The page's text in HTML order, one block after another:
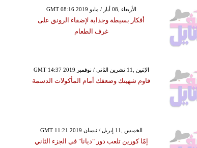
GMT 08:16 2019 الأربعاء ,08 أيار / مايو
أفكار بسيطة وجذابة لإضفاء الرونق على
غرف الطعام
GMT 14:37 2019 الإثنين ,11 تشرين الثاني / نوفمبر
قاوم شهيتك وضعفك أمام المأكولات الدسمة
GMT 11:21 2019 الخميس ,11 إبريل / نيسان
إمّا كورين تلعب دور "ديانا" في الجزء الثاني